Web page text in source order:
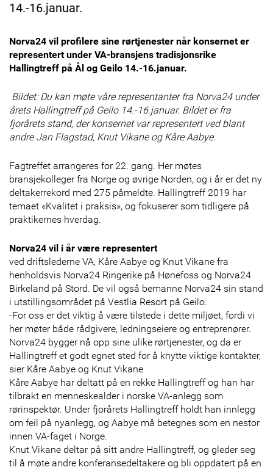
14.-16.januar.
Norva24 vil profilere sine rørtjenester når konsernet er
representert under VA-bransjens tradisjonsrike
Hallingtreff på Ål og Geilo 14.-16.januar.
Bildet: Du kan møte våre representanter fra Norva24 under
årets Hallingtreff på Geilo 14.-16.januar. Bildet er fra
fjorårets stand, der konsernet var representert ved blant
andre Jan Flagstad, Knut Vikane og Kåre Aabye.
Fagtreffet arrangeres for 22. gang. Her møtes
bransjekolleger fra Norge og øvrige Norden, og i år er det ny
deltakerrekord med 275 påmeldte. Hallingtreff 2019 har
temaet «Kvalitet i praksis», og fokuserer som tidligere på
praktikernes hverdag.
Norva24 vil i år være representert
ved driftslederne VA, Kåre Aabye og Knut Vikane fra
henholdsvis Norva24 Ringerike på Hønefoss og Norva24
Birkeland på Stord. De vil også bemanne Norva24 sin stand
i utstillingsområdet på Vestlia Resort på Geilo.
-For oss er det viktig å være tilstede i dette miljøet, fordi vi
her møter både rådgivere, ledningseiere og entreprenører.
Norva24 bygger nå opp sine ulike rørtjenester, og da er
Hallingtreff et godt egnet sted for å knytte viktige kontakter,
sier Kåre Aabye og Knut Vikane
Kåre Aabye har deltatt på en rekke Hallingtreff og han har
tilbrakt en menneskealder i norske VA-anlegg som
rørinspektør. Under fjorårets Hallingtreff holdt han innlegg
om feil på nyanlegg, og Aabye må betegnes som en nestor
innen VA-faget i Norge.
Knut Vikane deltar på sitt andre Hallingtreff, og gleder seg
til å møte andre konferansedeltakere og bli oppdatert på en